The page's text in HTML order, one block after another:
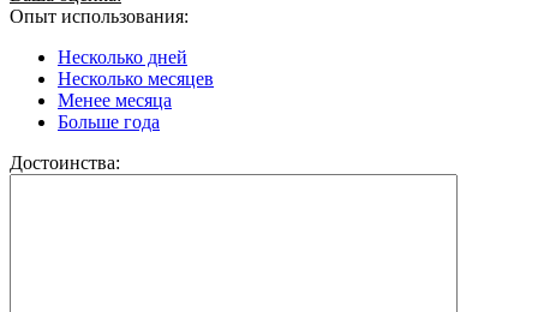
Опыт использования:
Несколько дней
Несколько месяцев
Менее месяца
Больше года
Достоинства: